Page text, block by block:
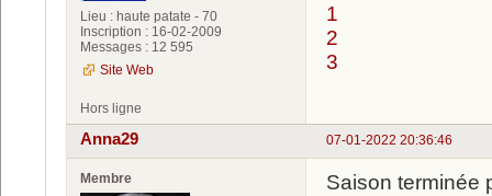
Lieu : haute patate - 70
Inscription : 16-02-2009
Messages : 12 595
Site Web
1
2
3
Hors ligne
07-01-2022 20:36:46
Anna29
Membre
Saison terminée